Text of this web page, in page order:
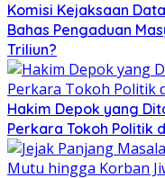
Komisi Kejaksaan
Bahas Pengaduan
Triliun?
Hakim Depok yang
Perkara Tokoh Politik